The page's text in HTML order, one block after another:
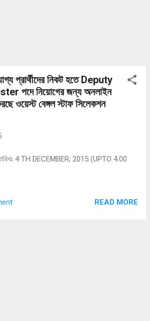
প্রার্থীদের নিকট হতে Deputy
পদে নিয়োগের জন্য অনলাইন
ওয়েস্ট বেঙ্গল স্টাফ সিলেকশন
4 TH DECEMBER, 2015 (UPTO 4.00
READ MORE